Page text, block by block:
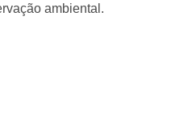
ambiental.